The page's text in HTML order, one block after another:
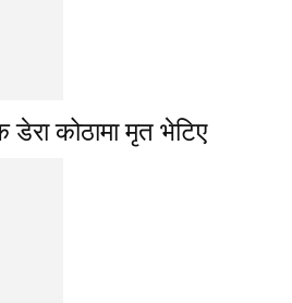
कोठामा मृत भेटिए